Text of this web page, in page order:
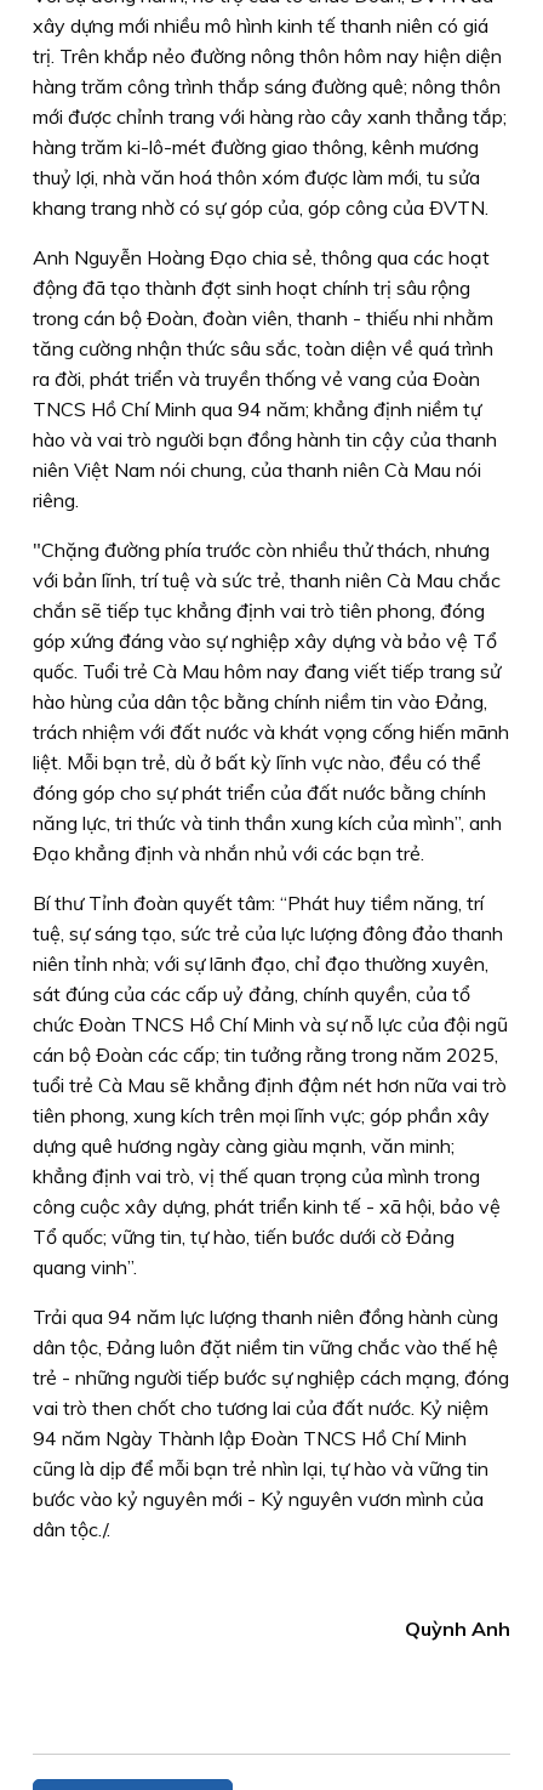
xây dựng mới nhiều mô hình kinh tế thanh niên có giá
trị. Trên khắp nẻo đường nông thôn hôm nay hiện diện
hàng trăm công trình thắp sáng đường quê; nông thôn
mới được chỉnh trang với hàng rào cây xanh thẳng tắp;
hàng trăm ki-lô-mét đường giao thông, kênh mương
thuỷ lợi, nhà văn hoá thôn xóm được làm mới, tu sửa
khang trang nhờ có sự góp của, góp công của ÐVTN.
Anh Nguyễn Hoàng Ðạo chia sẻ, thông qua các hoạt
động đã tạo thành đợt sinh hoạt chính trị sâu rộng
trong cán bộ Ðoàn, đoàn viên, thanh - thiếu nhi nhằm
tăng cường nhận thức sâu sắc, toàn diện về quá trình
ra đời, phát triển và truyền thống vẻ vang của Ðoàn
TNCS Hồ Chí Minh qua 94 năm; khẳng định niềm tự
hào và vai trò người bạn đồng hành tin cậy của thanh
niên Việt Nam nói chung, của thanh niên Cà Mau nói
riêng.
"Chặng đường phía trước còn nhiều thử thách, nhưng
với bản lĩnh, trí tuệ và sức trẻ, thanh niên Cà Mau chắc
chắn sẽ tiếp tục khẳng định vai trò tiên phong, đóng
góp xứng đáng vào sự nghiệp xây dựng và bảo vệ Tổ
quốc. Tuổi trẻ Cà Mau hôm nay đang viết tiếp trang sử
hào hùng của dân tộc bằng chính niềm tin vào Ðảng,
trách nhiệm với đất nước và khát vọng cống hiến mãnh
liệt. Mỗi bạn trẻ, dù ở bất kỳ lĩnh vực nào, đều có thể
đóng góp cho sự phát triển của đất nước bằng chính
năng lực, tri thức và tinh thần xung kích của mình”, anh
Ðạo khẳng định và nhắn nhủ với các bạn trẻ.
Bí thư Tỉnh đoàn quyết tâm: “Phát huy tiềm năng, trí
tuệ, sự sáng tạo, sức trẻ của lực lượng đông đảo thanh
niên tỉnh nhà; với sự lãnh đạo, chỉ đạo thường xuyên,
sát đúng của các cấp uỷ đảng, chính quyền, của tổ
chức Ðoàn TNCS Hồ Chí Minh và sự nỗ lực của đội ngũ
cán bộ Ðoàn các cấp; tin tưởng rằng trong năm 2025,
tuổi trẻ Cà Mau sẽ khẳng định đậm nét hơn nữa vai trò
tiên phong, xung kích trên mọi lĩnh vực; góp phần xây
dựng quê hương ngày càng giàu mạnh, văn minh;
khẳng định vai trò, vị thế quan trọng của mình trong
công cuộc xây dựng, phát triển kinh tế - xã hội, bảo vệ
Tổ quốc; vững tin, tự hào, tiến bước dưới cờ Ðảng
quang vinh”.
Trải qua 94 năm lực lượng thanh niên đồng hành cùng
dân tộc, Ðảng luôn đặt niềm tin vững chắc vào thế hệ
trẻ - những người tiếp bước sự nghiệp cách mạng, đóng
vai trò then chốt cho tương lai của đất nước. Kỷ niệm
94 năm Ngày Thành lập Ðoàn TNCS Hồ Chí Minh
cũng là dịp để mỗi bạn trẻ nhìn lại, tự hào và vững tin
bước vào kỷ nguyên mới - Kỷ nguyên vươn mình của
dân tộc./.
Quỳnh Anh